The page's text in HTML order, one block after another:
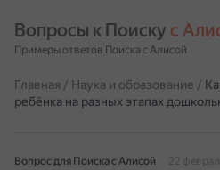
Вопросы к Поиску с
Примеры ответов Поиска с Алисой
Главная / Наука и образование /
ребёнка на разных этапах
Вопрос для Поиска с Алисой
22